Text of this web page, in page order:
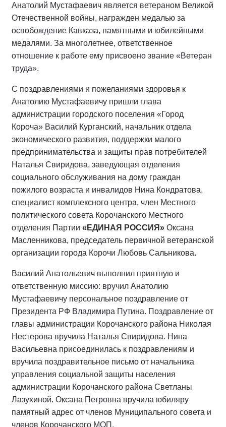
Анатолий Мустафаевич является ветераном Великой
Отечественной войны, награжден медалью за
освобождение Кавказа, памятными и юбилейными
медалями. За многолетнее, ответственное
отношение к работе ему присвоено звание «Ветеран
труда».
С поздравлениями и пожеланиями здоровья к
Анатолию Мустафаевичу пришли глава
администрации городского поселения «Город
Короча» Василий Курганский, начальник отдела
экономического развития, поддержки малого
предпринимательства и защиты прав потребителей
Наталья Свиридова, заведующая отделения
социального обслуживания на дому граждан
пожилого возраста и инвалидов Нина Кондратова,
специалист комплексного центра, член Местного
политического совета Корочанского Местного
отделения Партии «ЕДИНАЯ РОССИЯ» Оксана
Масленникова, председатель первичной ветеранской
организации города Корочи Любовь Сальникова.
Василий Анатольевич выполнил приятную и
ответственную миссию: вручил Анатолию
Мустафаевичу персональное поздравление от
Президента РФ Владимира Путина. Поздравление от
главы администрации Корочанского района Николая
Нестерова вручила Наталья Свиридова. Нина
Васильевна присоединилась к поздравлениям и
вручила поздравительное письмо от начальника
управления социальной защиты населения
администрации Корочанского района Светланы
Лазухиной. Оксана Петровна вручила юбиляру
памятный адрес от членов Муниципального совета и
членов Корочанского МОП.